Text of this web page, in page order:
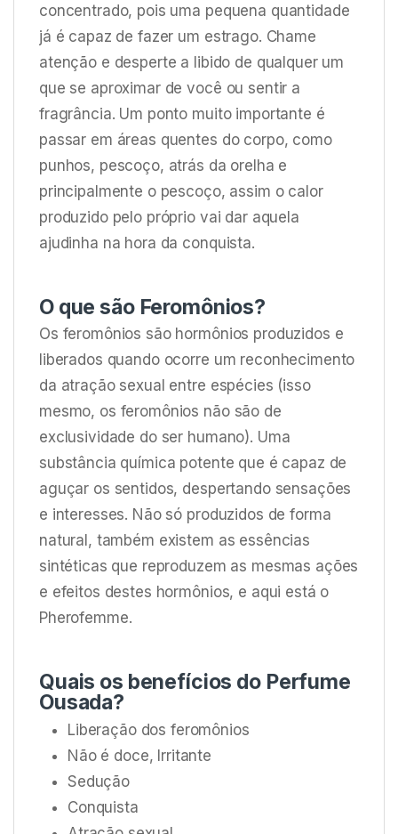
concentrado, pois uma pequena quantidade
já é capaz de fazer um estrago. Chame
atenção e desperte a libido de qualquer um
que se aproximar de você ou sentir a
fragrância. Um ponto muito importante é
passar em áreas quentes do corpo, como
punhos, pescoço, atrás da orelha e
principalmente o pescoço, assim o calor
produzido pelo próprio vai dar aquela
ajudinha na hora da conquista.
O que são Feromônios?
Os feromônios são hormônios produzidos e
liberados quando ocorre um reconhecimento
da atração sexual entre espécies (isso
mesmo, os feromônios não são de
exclusividade do ser humano). Uma
substância química potente que é capaz de
aguçar os sentidos, despertando sensações
e interesses. Não só produzidos de forma
natural, também existem as essências
sintéticas que reproduzem as mesmas ações
e efeitos destes hormônios, e aqui está o
Pherofemme.
Quais os benefícios do Perfume
Ousada?
Liberação dos feromônios
Não é doce, Irritante
Sedução
Conquista